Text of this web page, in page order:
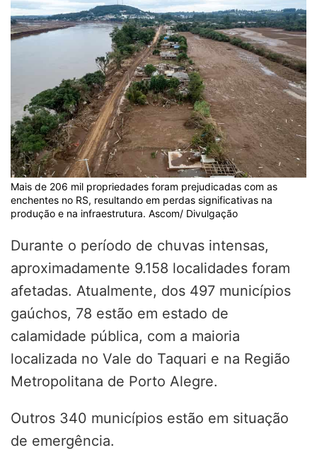
Mais de 206 mil propriedades foram prejudicadas com as
enchentes no RS, resultando em perdas significativas na
produção e na infraestrutura. Ascom/ Divulgação
Durante o período de chuvas intensas,
aproximadamente 9.158 localidades foram
afetadas. Atualmente, dos 497 municípios
gaúchos, 78 estão em estado de
calamidade pública, com a maioria
localizada no Vale do Taquari e na Região
Metropolitana de Porto Alegre.
Outros 340 municípios estão em situação
de emergência.